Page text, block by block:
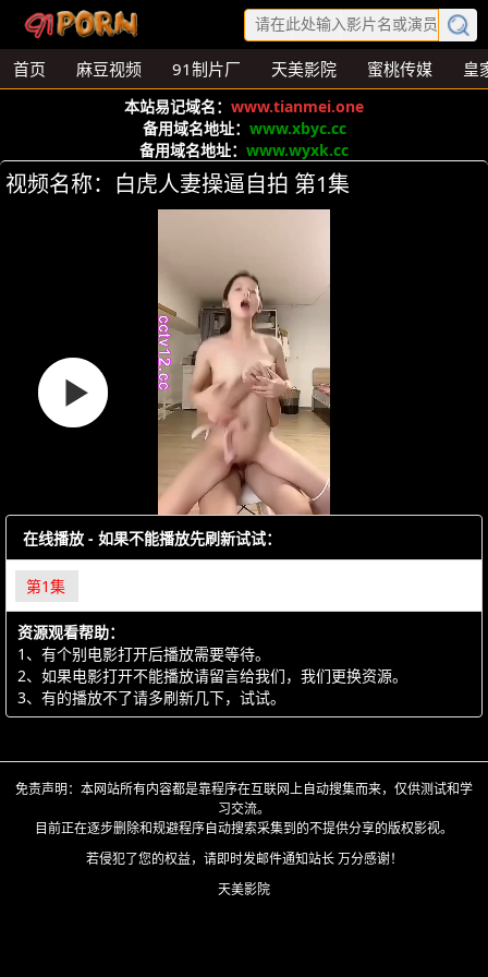
首页 麻豆视频 91制片厂 天美影院 蜜桃传媒 皇
本站易记域名： www.tianmei.one
备用域名地址： www.xbyc.cc
备用域名地址： www.wyxk.cc
视频名称：白虎人妻操逼自拍 第1集
在线播放 - 如果不能播放先刷新试试：
第1集
资源观看帮助：
1、有个别电影打开后播放需要等待。
2、如果电影打开不能播放请留言给我们，我们更换资源。
3、有的播放不了请多刷新几下，试试。
免责声明：本网站所有内容都是靠程序在互联网上自动搜集而来，仅供测试和学
习交流。
目前正在逐步删除和规避程序自动搜索采集到的不提供分享的版权影视。
若侵犯了您的权益，请即时发邮件通知站长 万分感谢！
天美影院